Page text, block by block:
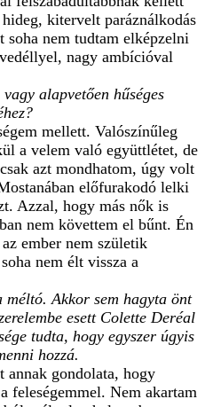
kitervelt paráználkodás
nem tudtam elképzelni
nagy ambícióval
alapvetően hűséges
mellett. Valószínűleg
a velem való együttlétet, de
azt mondhatom, úgy volt
előfurakodó lelki
Azzal, hogy más nők is
nem követtem el bűnt. Én
ember nem születik
nem élt vissza a
Akkor sem hagyta önt
esett Colette Deréal
tudta, hogy egyszer úgyis
hozzá.
gondolata, hogy
feleségemmel. Nem akartam